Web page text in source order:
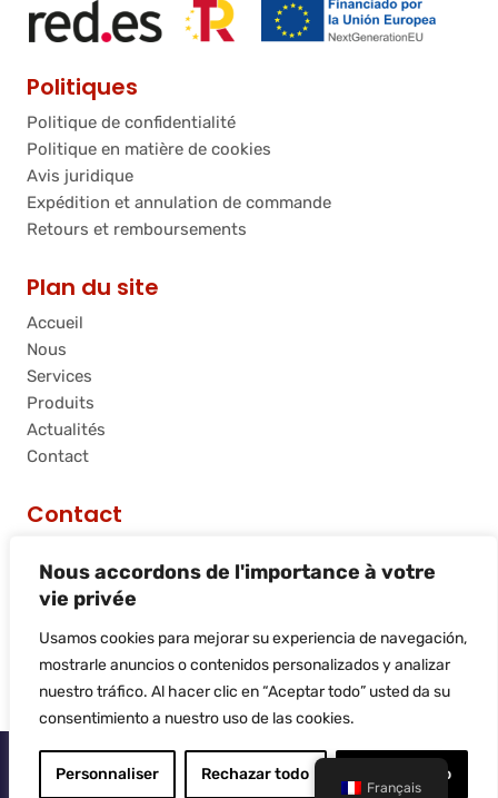
Nous accordons de l'importance à votre
vie privée
Usamos cookies para mejorar su experiencia de navegación,
mostrarle anuncios o contenidos personalizados y analizar
nuestro tráfico. Al hacer clic en “Aceptar todo” usted da su
consentimiento a nuestro uso de las cookies.
Personnaliser Rechazar todo Aceptar todo
Politiques
Politique de confidentialité
Politique en matière de cookies
Avis juridique
Expédition et annulation de commande
Retours et remboursements
Plan du site
Accueil
Nous
Services
Produits
Actualités
Contact
Contact
Andreu de la Barca, Barcelona
info@flamtec.es
+34 937 06 00 52
Flamtec Combustión Ibérica, S.L.
© 2025
Flamtec
Français